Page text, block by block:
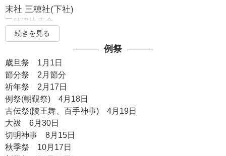
末社 三穂社(下社)
三穂津比売命
みほつひめのみこと
事代主命
末社 稲荷社
稲倉魂命
うかのみたまのみこと
末社 随神門
豊磐間戸神
櫛磐間戸神
境外摂社 厳島神社(洗度社、祓戸社)
市杵嶋姫命
続きを見る
例祭
歳旦祭 1月1日
節分祭 2月節分
祈年祭 2月17日
例祭(朝覲祭) 4月18日
古伝祭(陵王舞、百手神事) 4月19日
大祓 6月30日
切明神事 8月15日
秋季祭 10月17日